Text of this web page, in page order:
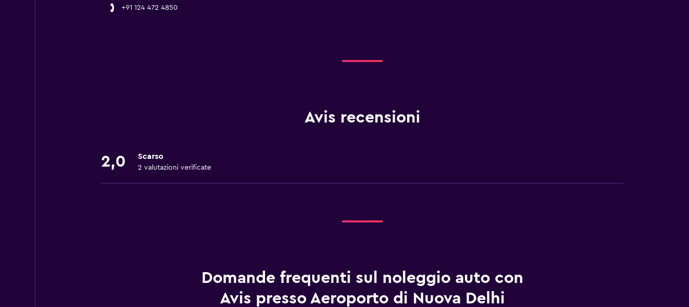
+91 124 472 4850
Avis recensioni
2,0 Scarso
2 valutazioni verificate
Domande frequenti sul noleggio auto con
Avis presso Aeroporto di Nuova Delhi